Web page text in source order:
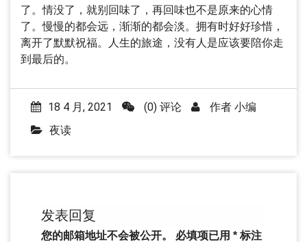
了。情没了，就别回味了，再回味也不是原来的心情
了。慢慢的都会远，渐渐的都会淡。拥有时好好珍惜，
离开了默默祝福。人生的旅途，没有人是应该要陪你走
到最后的。
18 4 月, 2021 (0) 评论 作者 小编
夜读
发表回复
您的邮箱地址不会被公开。 必填项已用 * 标注